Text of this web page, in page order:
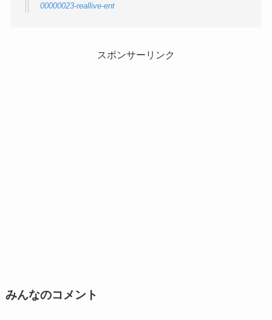
00000023-reallive-ent
スポンサーリンク
みんなのコメント